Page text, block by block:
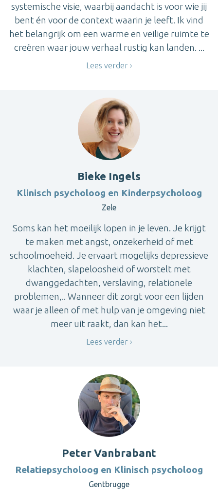
systemische visie, waarbij aandacht is voor wie jij
bent én voor de context waarin je leeft. Ik vind
het belangrijk om een warme en veilige ruimte te
creëren waar jouw verhaal rustig kan landen. ...
Lees verder
Bieke Ingels
Klinisch psycholoog en Kinderpsycholoog
Zele
Soms kan het moeilijk lopen in je leven. Je krijgt
te maken met angst, onzekerheid of met
schoolmoeheid. Je ervaart mogelijks depressieve
klachten, slapeloosheid of worstelt met
dwanggedachten, verslaving, relationele
problemen,.. Wanneer dit zorgt voor een lijden
waar je alleen of met hulp van je omgeving niet
meer uit raakt, dan kan het...
Lees verder
Peter Vanbrabant
Relatiepsycholoog en Klinisch psycholoog
Gentbrugge